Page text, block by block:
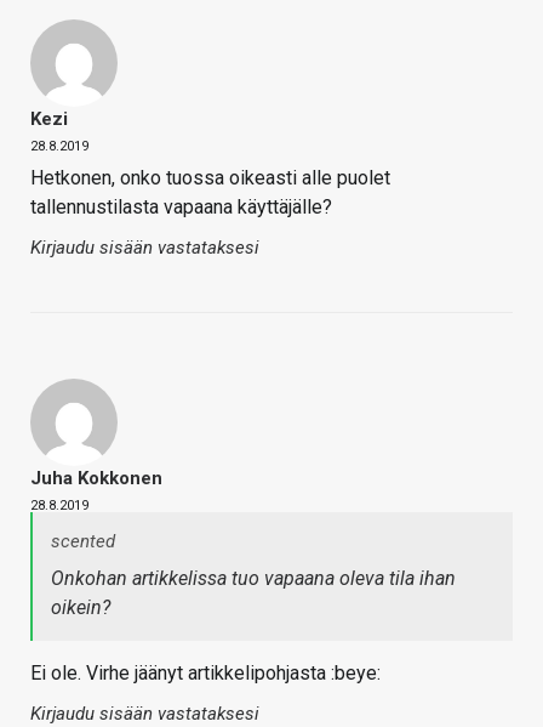
Kezi
28.8.2019
Hetkonen, onko tuossa oikeasti alle puolet
tallennustilasta vapaana käyttäjälle?
Kirjaudu sisään vastataksesi
Juha Kokkonen
28.8.2019
scented
Onkohan artikkelissa tuo vapaana oleva tila ihan
oikein?
Ei ole. Virhe jäänyt artikkelipohjasta :beye:
Kirjaudu sisään vastataksesi